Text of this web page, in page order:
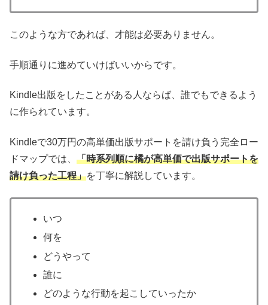
このような方であれば、才能は必要ありません。
手順通りに進めていけばいいからです。
Kindle出版をしたことがある人ならば、誰でもできるよう
に作られています。
Kindleで30万円の高単価出版サポートを請け負う完全ロー
ドマップでは、 「時系列順に橘が高単価で出版サポートを
請け負った工程」を丁寧に解説しています。
いつ
何を
どうやって
誰に
どのような行動を起こしていったか